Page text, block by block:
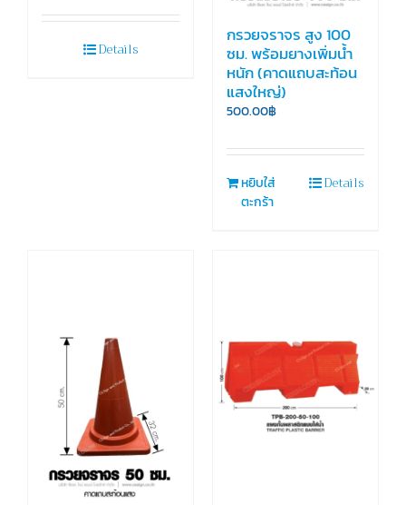
Details
กรวยจราจร สูง 100
ซม. พร้อมยางเพิ่มน้ำ
หนัก (คาดแถบสะท้อน
แสงใหญ่)
500.00฿
หยิบใส่
ตะกร้า
Details